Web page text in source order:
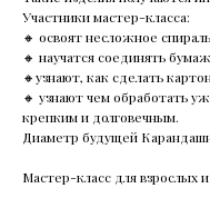
Участники мастер-класса:
🔸 освоят несложное
🔸 научатся соединять
🔸узнают, как сделать
🔸 узнают чем обработать
крепким и долговечным.
Диаметр будущей
Мастер-класс для взрослых